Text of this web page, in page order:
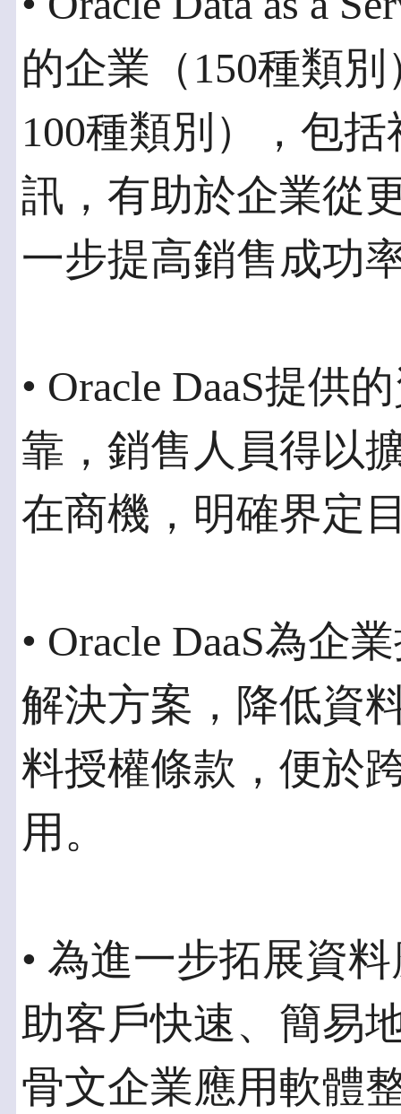
的企業（150種類
100種類別），包
訊，有助於企業從
一步提高銷售成功
• Oracle DaaS提供
靠，銷售人員得以
在商機，明確界定
• Oracle DaaS為企
解決方案，降低資
料授權條款，便於
用。
• 為進一步拓展資
助客戶快速、簡易
骨文企業應用軟體